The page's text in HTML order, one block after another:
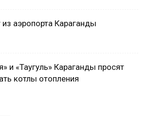
аэропорта Караганды
и «Таугуль» Караганды просят
котлы отопления